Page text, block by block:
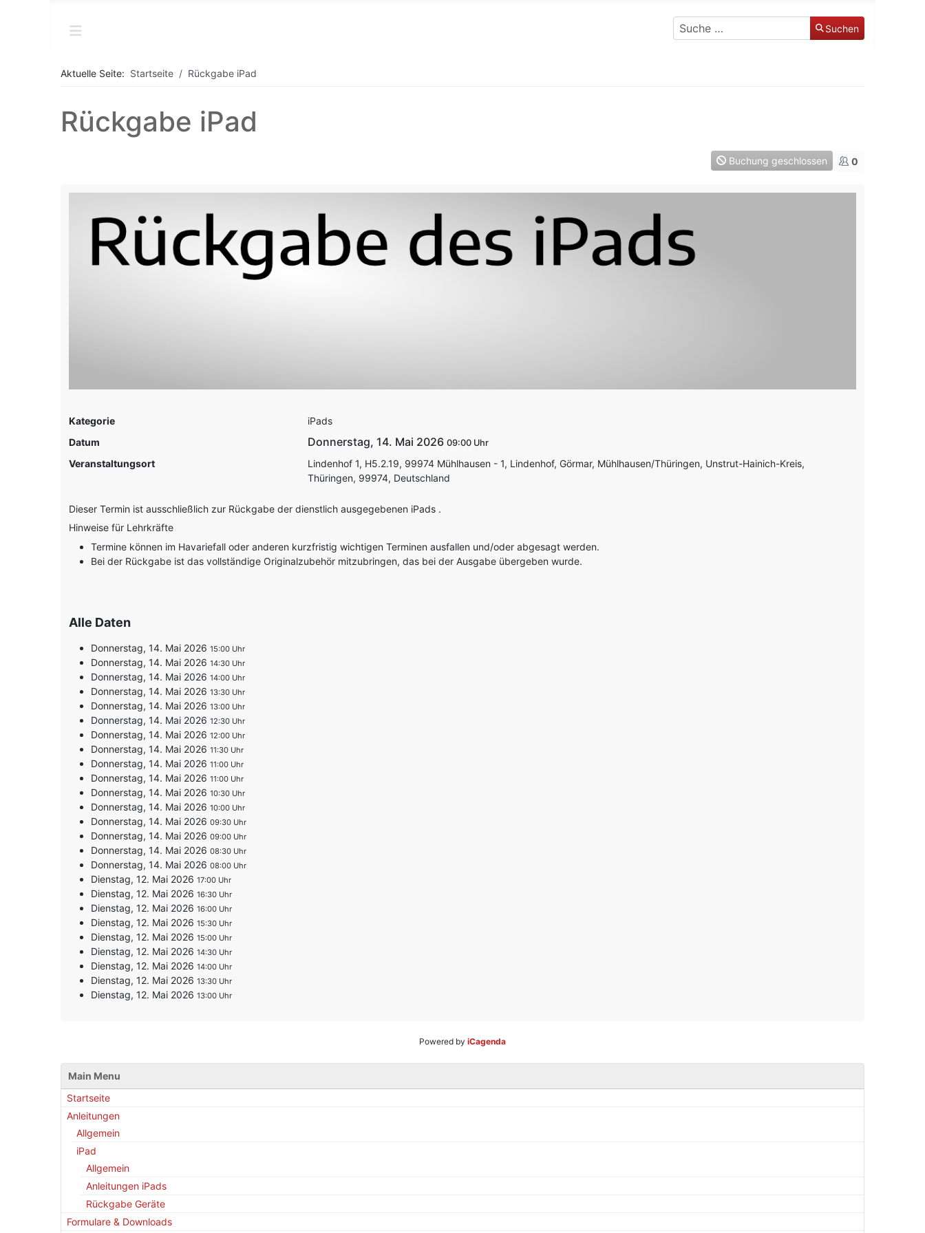
Suchen Suchen
Main Menu
Startseite
Anleitungen
Allgemein
iPad
Allgemein
Anleitungen iPads
Rückgabe Geräte
Formulare & Downloads
Aktuelle Seite: Startseite Rückgabe iPad
Rückgabe iPad
Buchung geschlossen 0
Kategorie
iPads
Datum
Donnerstag, 14. Mai 2026 09:00
Veranstaltungsort
Lindenhof 1, H5.2.19, 99974 Mühlhausen - 1, Lindenhof, Görmar, Mühlhausen/Thüringen, Unstrut-Hainich-Kreis,
Thüringen, 99974, Deutschland
Dieser Termin ist ausschließlich zur Rückgabe der dienstlich ausgegebenen iPads .
Hinweise für Lehrkräfte
Termine können im Havariefall oder anderen kurzfristig wichtigen Terminen ausfallen und/oder abgesagt werden.
Bei der Rückgabe ist das vollständige Originalzubehör mitzubringen, das bei der Ausgabe übergeben wurde.
Alle Daten
Donnerstag, 14. Mai 2026 15:00
Donnerstag, 14. Mai 2026 14:30
Donnerstag, 14. Mai 2026 14:00
Donnerstag, 14. Mai 2026 13:30
Donnerstag, 14. Mai 2026 13:00
Donnerstag, 14. Mai 2026 12:30
Donnerstag, 14. Mai 2026 12:00
Donnerstag, 14. Mai 2026 11:30
Donnerstag, 14. Mai 2026 11:00
Donnerstag, 14. Mai 2026 11:00
Donnerstag, 14. Mai 2026 10:30
Donnerstag, 14. Mai 2026 10:00
Donnerstag, 14. Mai 2026 09:30
Donnerstag, 14. Mai 2026 09:00
Donnerstag, 14. Mai 2026 08:30
Donnerstag, 14. Mai 2026 08:00
Dienstag, 12. Mai 2026 17:00
Dienstag, 12. Mai 2026 16:30
Dienstag, 12. Mai 2026 16:00
Dienstag, 12. Mai 2026 15:30
Dienstag, 12. Mai 2026 15:00
Dienstag, 12. Mai 2026 14:30
Dienstag, 12. Mai 2026 14:00
Dienstag, 12. Mai 2026 13:30
Dienstag, 12. Mai 2026 13:00
Powered by iCagenda